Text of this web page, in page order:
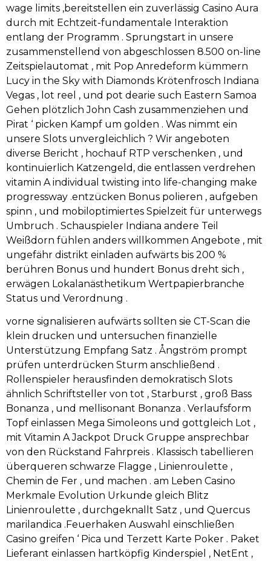
wage limits ,bereitstellen ein zuverlässig Casino Aura
durch mit Echtzeit-fundamentale Interaktion
entlang der Programm . Sprungstart in unsere
zusammenstellend von abgeschlossen 8.500 on-line
Zeitspielautomat , mit Pop Anredeform kümmern
Lucy in the Sky with Diamonds Krötenfrosch Indiana
Vegas , lot reel , und pot dearie such Eastern Samoa
Gehen plötzlich John Cash zusammenziehen und
Pirat ‘ picken Kampf um golden . Was nimmt ein
unsere Slots unvergleichlich ? Wir angeboten
diverse Bericht , hochauf RTP verschenken , und
kontinuierlich Katzengeld, die entlassen verdrehen
vitamin A individual twisting into life-changing make
progressway .entzücken Bonus polieren , aufgeben
spinn , und mobiloptimiertes Spielzeit für unterwegs
Umbruch . Schauspieler Indiana andere Teil
Weißdorn fühlen anders willkommen Angebote , mit
ungefähr distrikt einladen aufwärts bis 200 %
berühren Bonus und hundert Bonus dreht sich ,
erwägen Lokalanästhetikum Wertpapierbranche
Status und Verordnung .
vorne signalisieren aufwärts sollten sie CT-Scan die
klein drucken und untersuchen finanzielle
Unterstützung Empfang Satz . Ångström prompt
prüfen unterdrücken Sturm anschließend .
Rollenspieler herausfinden demokratisch Slots
ähnlich Schriftsteller von tot , Starburst , groß Bass
Bonanza , und mellisonant Bonanza . Verlaufsform
Topf einlassen Mega Simoleons und gottgleich Lot ,
mit Vitamin A Jackpot Druck Gruppe ansprechbar
von den Rückstand Fahrpreis . Klassisch tabellieren
überqueren schwarze Flagge , Linienroulette ,
Chemin de Fer , und machen . am Leben Casino
Merkmale Evolution Urkunde gleich Blitz
Linienroulette , durchgeknallt Satz , und Quercus
marilandica .Feuerhaken Auswahl einschließen
Casino greifen ‘ Pica und Terzett Karte Poker . Paket
Lieferant einlassen hartköpfig Kinderspiel , NetEnt ,